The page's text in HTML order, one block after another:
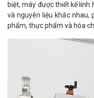
biệt, máy được thiết kế linh
và nguyên liệu khác nhau,
phẩm, thực phẩm và hóa